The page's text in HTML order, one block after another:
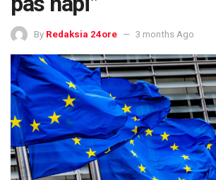
By Redaksia 24ore 3 months Ago